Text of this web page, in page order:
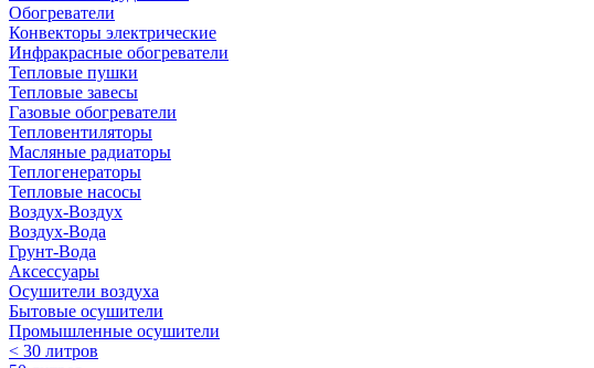
Обогреватели
Конвекторы электрические
Инфракрасные обогреватели
Тепловые пушки
Тепловые завесы
Газовые обогреватели
Тепловентиляторы
Масляные радиаторы
Теплогенераторы
Тепловые насосы
Воздух-Воздух
Воздух-Вода
Грунт-Вода
Аксессуары
Осушители воздуха
Бытовые осушители
Промышленные осушители
< 30 литров